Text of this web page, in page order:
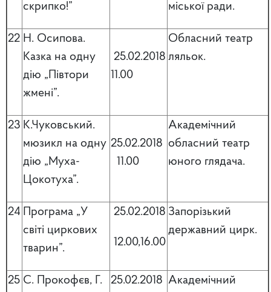
скрипко!”
міської ради.
22 Н. Осипова.
Казка на одну
дію „Півтори
жмені”.
25.02.2018
11.00
Обласний театр
ляльок.
23 К.Чуковський.
мюзикл на одну
дію „Муха-
Цокотуха”.
25.02.2018
11.00
Академічний
обласний театр
юного глядача.
24 Програма „У
світі циркових
тварин”.
25.02.2018
12.00,16.00
Запорізький
державний цирк.
25 С. Прокофєв, Г.
25.02.2018 Академічний